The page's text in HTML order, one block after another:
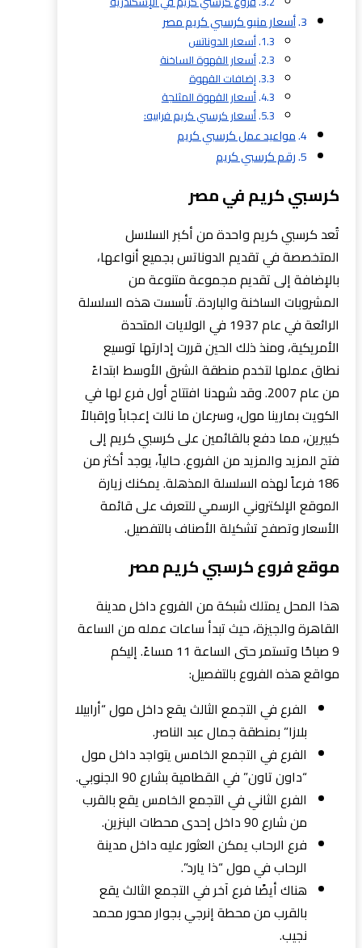
أسعار منيو كرسبي كريم مصر
أسعار الدوناتس
أسعار القهوة الساخنة
إضافات القهوة
أسعار القهوة المثلجة
أسعار كرسبي كريم فرابيه:
مواعيد عمل كرسبي كريم
رقم كرسبي كريم
كرسبي كريم في مصر
تُعد كرسبي كريم واحدة من أكبر السلاسل
المتخصصة في تقديم الدوناتس بجميع أنواعها،
بالإضافة إلى تقديم مجموعة متنوعة من
المشروبات الساخنة والباردة. تأسست هذه السلسلة
الرائعة في عام 1937 في الولايات المتحدة
الأمريكية، ومنذ ذلك الحين قررت إدارتها توسيع
نطاق عملها لتخدم منطقة الشرق الأوسط ابتداءً
من عام 2007. وقد شهدنا افتتاح أول فرع لها في
الكويت بمارينا مول، وسرعان ما نالت إعجاباً وإقبالاً
كبيرين، مما دفع بالقائمين على كرسبي كريم إلى
فتح المزيد والمزيد من الفروع. حالياً، يوجد أكثر من
186 فرعاً لهذه السلسلة المذهلة. يمكنك زيارة
الموقع الإلكتروني الرسمي للتعرف على قائمة
الأسعار وتصفح تشكيلة الأصناف بالتفصيل.
موقع فروع كرسبي كريم مصر
هذا المحل يمتلك شبكة من الفروع داخل مدينة
القاهرة والجيزة، حيث تبدأ ساعات عمله من الساعة
9 صباحًا وتستمر حتى الساعة 11 مساءً. إليكم
مواقع هذه الفروع بالتفصيل:
الفرع في التجمع الثالث يقع داخل مول “أرابيلا
بلازا” بمنطقة جمال عبد الناصر.
الفرع في التجمع الخامس يتواجد داخل مول
“داون تاون” في القطامية بشارع 90 الجنوبي.
الفرع الثاني في التجمع الخامس يقع بالقرب
من شارع 90 داخل إحدى محطات البنزين.
فرع الرحاب يمكن العثور عليه داخل مدينة
الرحاب في مول “ذا يارد”.
هناك أيضًا فرع آخر في التجمع الثالث يقع
بالقرب من محطة إنرجي بجوار محور محمد
نجيب.